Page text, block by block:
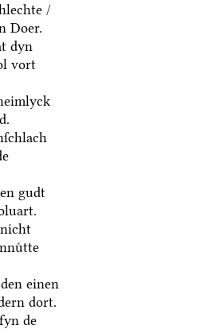
/
Doer.
dyn
vort
gudt
einen
dort.
de